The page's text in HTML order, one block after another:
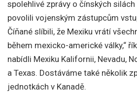
spolehlivé zprávy o čínských silách
povolili vojenským zástupcům
Číňané slíbili, že Mexiku vrátí
během mexicko-americké války,“
nabídli Mexiku Kalifornii, Nevadu,
a Texas. Dostáváme také několik
jednotkách v Kanadě.